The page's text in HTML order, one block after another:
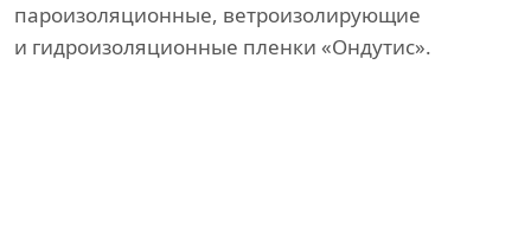
пароизоляционные, ветроизолирующие
и гидроизоляционные пленки «Ондутис».